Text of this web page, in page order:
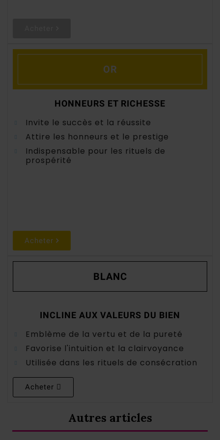
OR
HONNEURS ET RICHESSE
Invite le succès et la réussite
Attire les honneurs et le prestige
Indispensable pour les rituels de
prospérité
Acheter
BLANC
INCLINE AUX VALEURS DU BIEN
Emblème de la vertu et de la pureté
Favorise l'intuition et la clairvoyance
Utilisée dans les rituels de consécration
Acheter
Autres articles